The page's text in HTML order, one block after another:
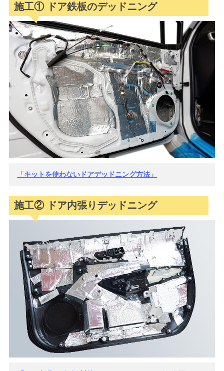
施工① ドア鉄板のデッドニング
「キットを使わないドアデッドニング方法」
施工② ドア内張りデッドニング